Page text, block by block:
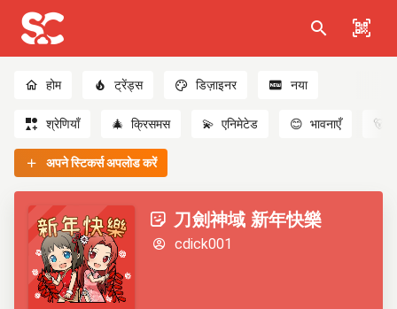
होम ट्रेंड्स डिज़ाइनर नया
श्रेणियाँ 🎄 क्रिसमस 💫 एनिमेटेड 😊 भावनाएँ 🐻
अपने स्टिकर्स अपलोड करें
刀劍神域 新年快樂
cdick001